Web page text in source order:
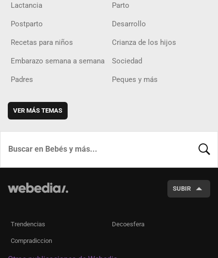
Lactancia Parto
Postparto Desarrollo
Recetas para niños Crianza de los hijos
Embarazo semana a semana Sociedad
Padres Peques y más
VER MÁS TEMAS
SUBIR
Trendencias Decoesfera
Compradiccion